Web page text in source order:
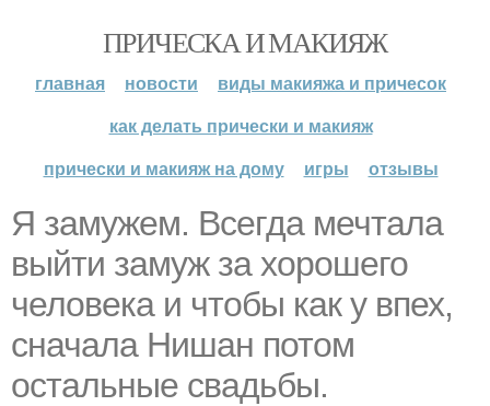
ПРИЧЕСКА И МАКИЯЖ
главная новости
виды макияжа и причесок
как делать прически и макияж
прически и макияж на дому
игры отзывы
Я замужем. Всегда мечтала
выйти замуж за хорошего
человека и чтобы как у впех,
сначала Нишан потом
остальные свадьбы.